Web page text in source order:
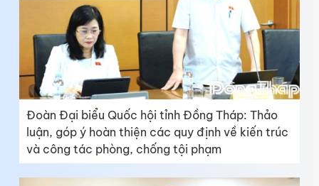
Đoàn Đại biểu Quốc hội tỉnh Đồng Tháp: Thảo
luận, góp ý hoàn thiện các quy định về kiến trúc
và công tác phòng, chống tội phạm